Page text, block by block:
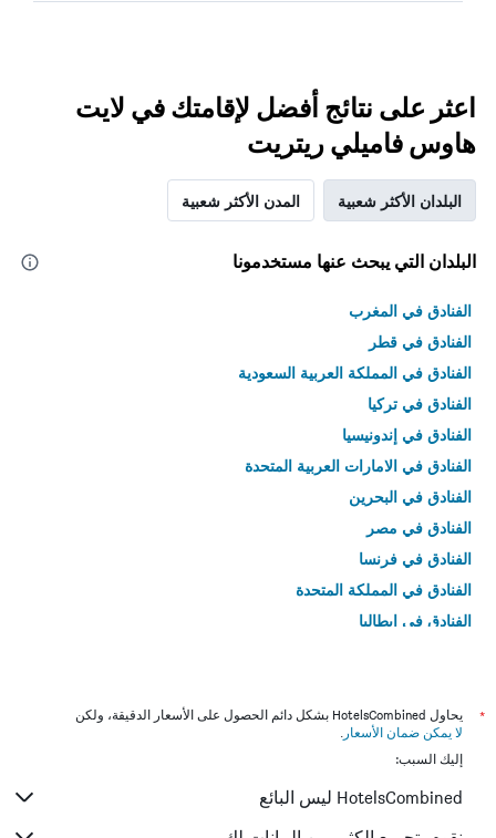
اعثر على نتائج أفضل لإقامتك في لايت
هاوس فاميلي ريتريت
البلدان الأكثر شعبية المدن الأكثر شعبية
البلدان التي يبحث عنها مستخدمونا
الفنادق في المغرب
الفنادق في قطر
الفنادق في المملكة العربية السعودية
الفنادق في تركيا
الفنادق في إندونيسيا
الفنادق في الامارات العربية المتحدة
الفنادق في البحرين
الفنادق في مصر
الفنادق في فرنسا
الفنادق في المملكة المتحدة
الفنادق في إيطاليا
*
يحاول HotelsCombined بشكل دائم الحصول على الأسعار الدقيقة، ولكن
لا يمكن ضمان الأسعار .
إليك السبب:
HotelsCombined ليس البائع